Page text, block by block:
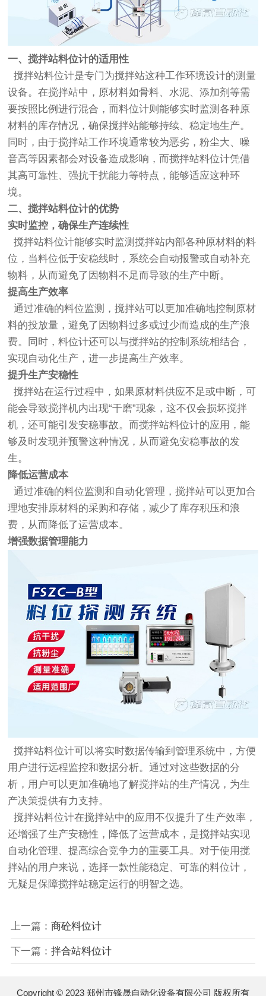
一、搅拌站料位计的适用性
搅拌站料位计是专门为搅拌站这种工作环境设计的测量
设备。在搅拌站中，原材料如骨料、水泥、添加剂等需
要按照比例进行混合，而料位计则能够实时监测各种原
材料的库存情况，确保搅拌站能够持续、稳定地生产。
同时，由于搅拌站工作环境通常较为恶劣，粉尘大、噪
音高等因素都会对设备造成影响，而搅拌站料位计凭借
其高可靠性、强抗干扰能力等特点，能够适应这种环
境。
二、搅拌站料位计的优势
实时监控，确保生产连续性
搅拌站料位计能够实时监测搅拌站内部各种原材料的料
位，当料位低于安稳线时，系统会自动报警或自动补充
物料，从而避免了因物料不足而导致的生产中断。
提高生产效率
通过准确的料位监测，搅拌站可以更加准确地控制原材
料的投放量，避免了因物料过多或过少而造成的生产浪
费。同时，料位计还可以与搅拌站的控制系统相结合，
实现自动化生产，进一步提高生产效率。
提升生产安稳性
搅拌站在运行过程中，如果原材料供应不足或中断，可
能会导致搅拌机内出现“干磨”现象，这不仅会损坏搅拌
机，还可能引发安稳事故。而搅拌站料位计的应用，能
够及时发现并预警这种情况，从而避免安稳事故的发
生。
降低运营成本
通过准确的料位监测和自动化管理，搅拌站可以更加合
理地安排原材料的采购和存储，减少了库存积压和浪
费，从而降低了运营成本。
增强数据管理能力
搅拌站料位计可以将实时数据传输到管理系统中，方便
用户进行远程监控和数据分析。通过对这些数据的分
析，用户可以更加准确地了解搅拌站的生产情况，为生
产决策提供有力支持。
搅拌站料位计在搅拌站中的应用不仅提升了生产效率，
还增强了生产安稳性，降低了运营成本，是搅拌站实现
自动化管理、提高综合竞争力的重要工具。对于使用搅
拌站的用户来说，选择一款性能稳定、可靠的料位计，
无疑是保障搅拌站稳定运行的明智之选。
上一篇： 商砼料位计
下一篇： 拌合站料位计
Copyright © 2023 郑州市锋晟自动化设备有限公司 版权所有